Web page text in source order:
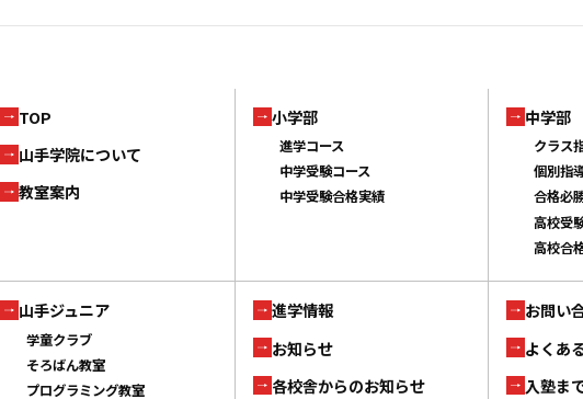
TOP
山手学院について
教室案内
小学部
進学コース
中学受験コース
中学受験合格実績
中学部
クラス
個別指
合格必
高校受
高校合
山手ジュニア
学童クラブ
そろばん教室
プログラミング教室
進学情報
お知らせ
各校舎からのお知らせ
お問い
よくあ
入塾ま